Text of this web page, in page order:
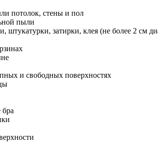
потолок, стены и пол
пыли
штукатурки, затирки, клея (не более 2 см
и свободных поверхностях